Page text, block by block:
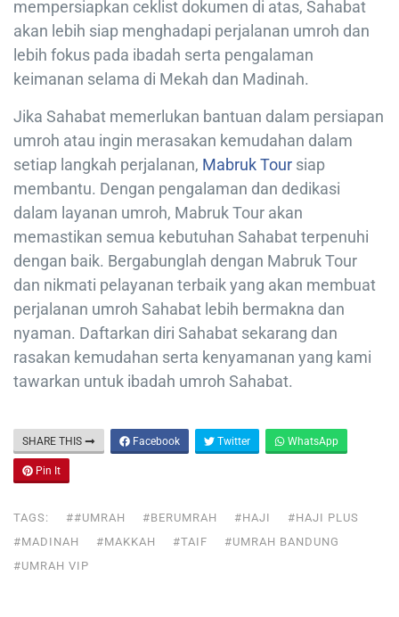
mempersiapkan ceklist dokumen di atas, Sahabat
akan lebih siap menghadapi perjalanan umroh dan
lebih fokus pada ibadah serta pengalaman
keimanan selama di Mekah dan Madinah.
Jika Sahabat memerlukan bantuan dalam persiapan
umroh atau ingin merasakan kemudahan dalam
setiap langkah perjalanan, Mabruk Tour siap
membantu. Dengan pengalaman dan dedikasi
dalam layanan umroh, Mabruk Tour akan
memastikan semua kebutuhan Sahabat terpenuhi
dengan baik. Bergabunglah dengan Mabruk Tour
dan nikmati pelayanan terbaik yang akan membuat
perjalanan umroh Sahabat lebih bermakna dan
nyaman. Daftarkan diri Sahabat sekarang dan
rasakan kemudahan serta kenyamanan yang kami
tawarkan untuk ibadah umroh Sahabat.
SHARE THIS Facebook Twitter WhatsApp
Pin It
TAGS: ##UMRAH #BERUMRAH #HAJI
#HAJI PLUS
#MADINAH
#MAKKAH #TAIF
#UMRAH BANDUNG
#UMRAH VIP